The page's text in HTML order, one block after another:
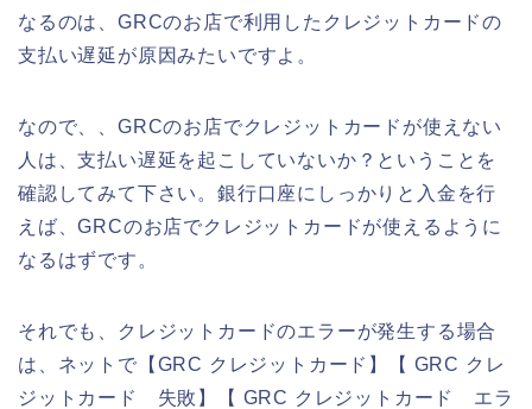
なるのは、GRCのお店で利用したクレジットカードの
支払い遅延が原因みたいですよ。
なので、、GRCのお店でクレジットカードが使えない
人は、支払い遅延を起こしていないか？ということを
確認してみて下さい。銀行口座にしっかりと入金を行
えば、GRCのお店でクレジットカードが使えるように
なるはずです。
それでも、クレジットカードのエラーが発生する場合
は、ネットで【GRC クレジットカード】【 GRC クレ
ジットカード 失敗】【 GRC クレジットカード エラ